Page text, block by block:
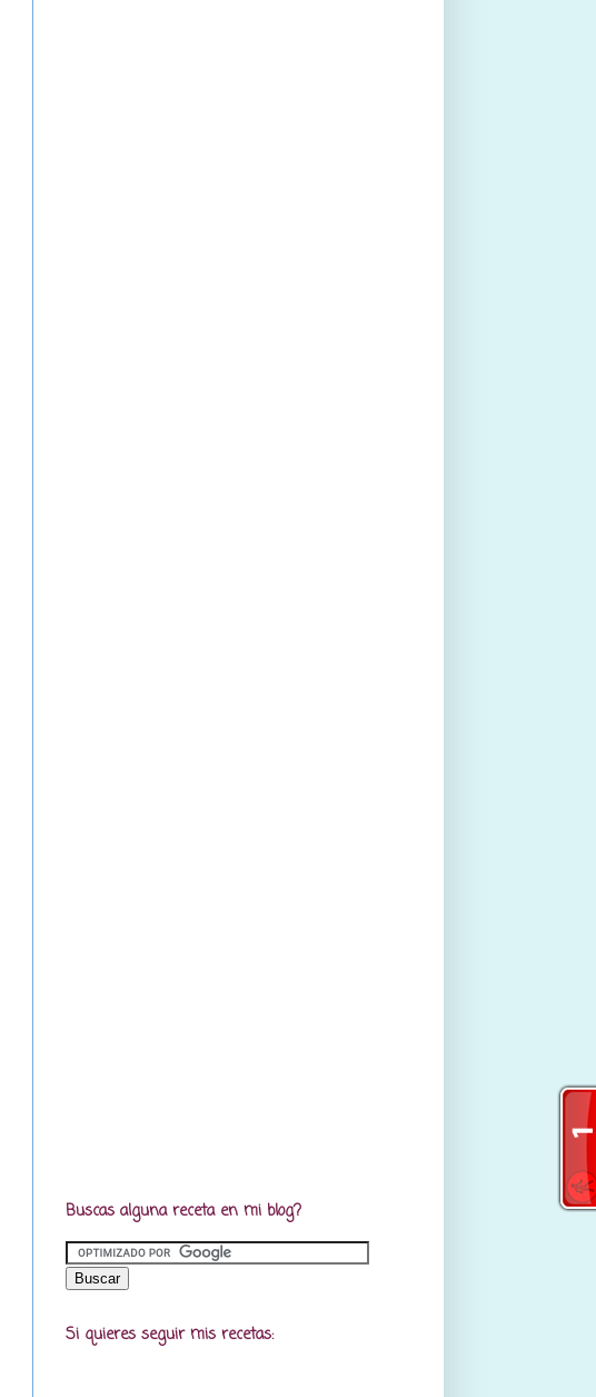
Buscas alguna receta en mi blog?
Si quieres seguir mis recetas: